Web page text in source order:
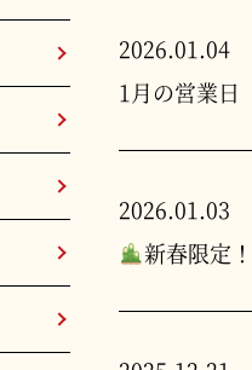
2026.01.04
1月の営業日
2026.01.03
新春限定